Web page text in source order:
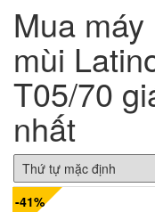
Mua máy
mùi
T05/70
nhất
-41%